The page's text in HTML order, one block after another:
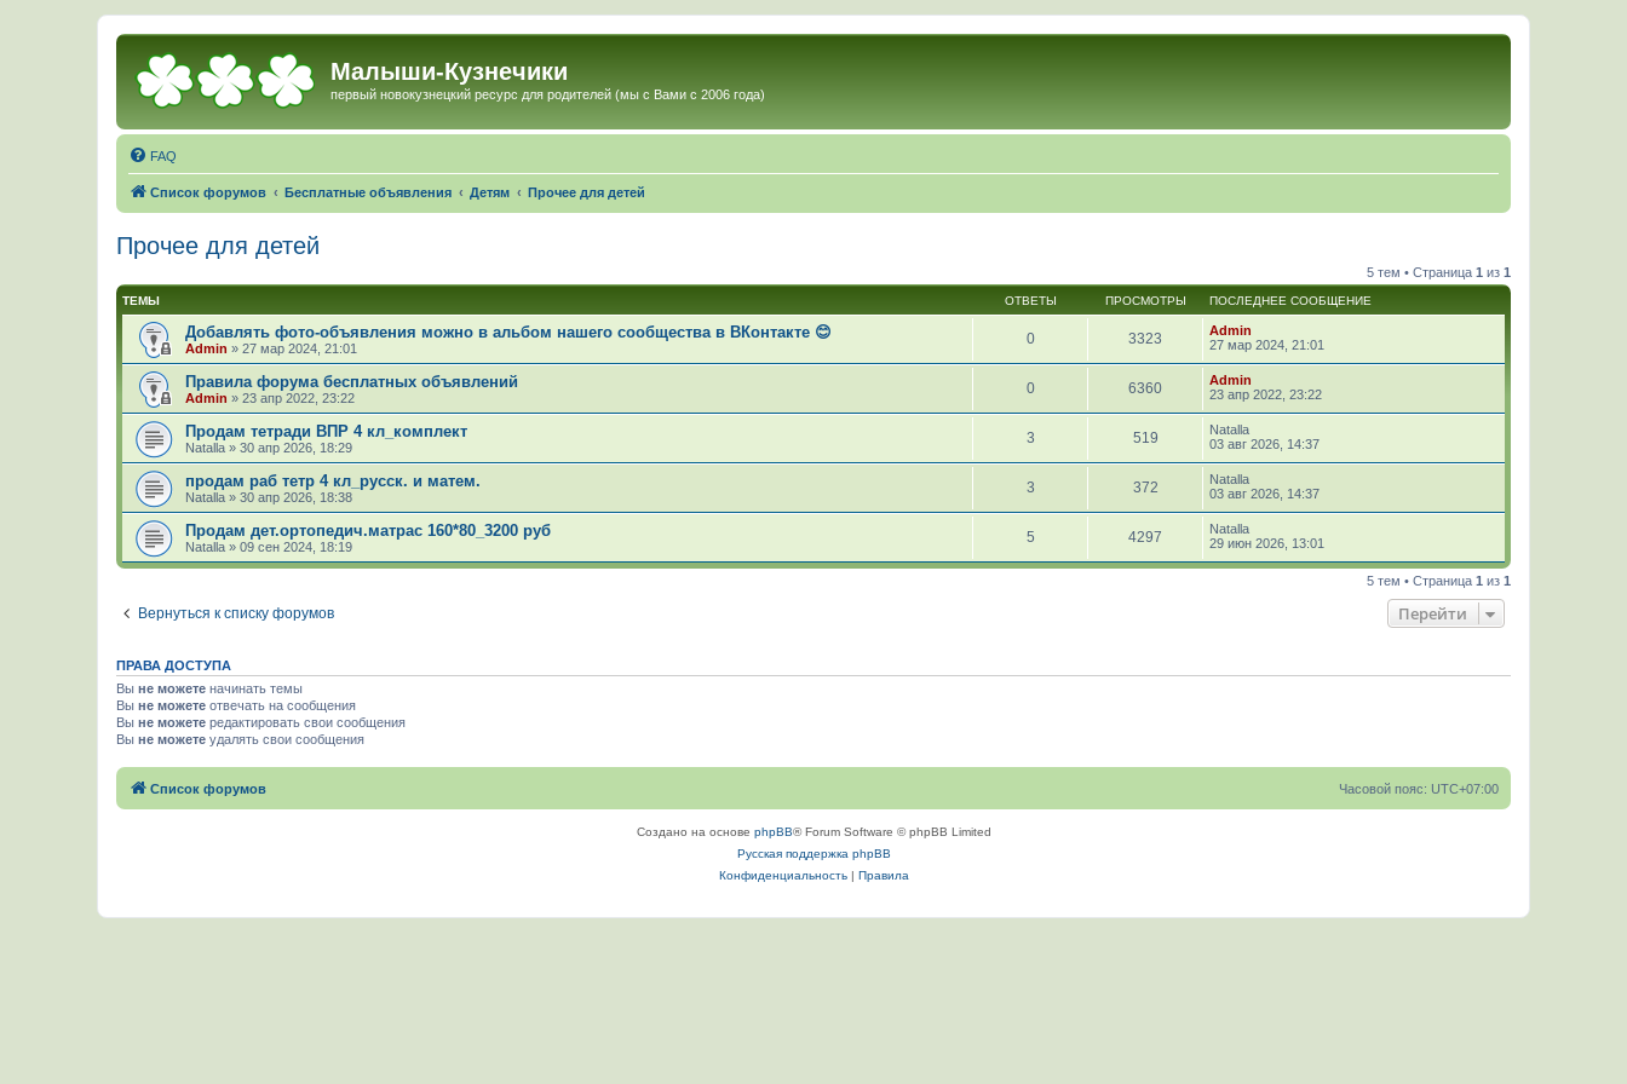
Малыши-Кузнечики
первый новокузнецкий ресурс для родителей (мы с Вами с 2006 года)
FAQ
Список форумов Бесплатные объявления Детям Прочее для детей
Прочее для детей
5 тем • Страница 1 из 1
ТЕМЫ ОТВЕТЫ ПРОСМОТРЫ ПОСЛЕДНЕЕ СООБЩЕНИЕ
Добавлять фото-объявления можно в альбом нашего сообщества в ВКонтакте 😊
Admin » 27 мар 2024, 21:01
0 3323
Admin
27 мар 2024, 21:01
Правила форума бесплатных объявлений
Admin » 23 апр 2022, 23:22
0 6360
Admin
23 апр 2022, 23:22
Продам тетради ВПР 4 кл_комплект
Natalla » 30 апр 2026, 18:29
3 519
Natalla
03 авг 2026, 14:37
продам раб тетр 4 кл_русск. и матем.
Natalla » 30 апр 2026, 18:38
3 372
Natalla
03 авг 2026, 14:37
Продам дет.ортопедич.матрас 160*80_3200 руб
Natalla » 09 сен 2024, 18:19
5 4297
Natalla
29 июн 2026, 13:01
5 тем • Страница 1 из 1
Вернуться к списку форумов Перейти
ПРАВА ДОСТУПА
Вы не можете начинать темы
Вы не можете отвечать на сообщения
Вы не можете редактировать свои сообщения
Вы не можете удалять свои сообщения
Список форумов Часовой пояс: UTC+07:00
Создано на основе phpBB® Forum Software © phpBB Limited
Русская поддержка phpBB
Конфиденциальность| Правила